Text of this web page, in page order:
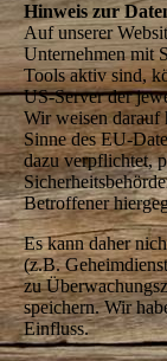
Hinweis zur
Auf unserer
Unternehmen mit
Tools aktiv sind,
US-Server der
Wir weisen darauf
Sinne des EU-
dazu verpflichtet,
Betroffener
Es kann daher
(z.B.
zu
speichern. Wir
Einfluss.